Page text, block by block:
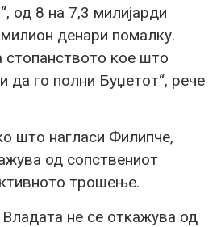
од 8 на 7,3 милијарди
денари помалку.
кое што
да го полни Буџетот“, рече
што нагласи Филипче,
од сопствениот
трошење.
не се откажува од